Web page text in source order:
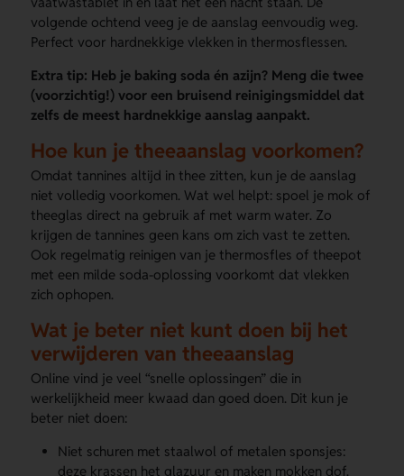
volgende ochtend veeg je de aanslag eenvoudig weg.
Perfect voor hardnekkige vlekken in thermosflessen.
Extra tip: Heb je baking soda én azijn? Meng die twee
(voorzichtig!) voor een bruisend reinigingsmiddel dat
zelfs de meest hardnekkige aanslag aanpakt.
Hoe kun je theeaanslag voorkomen?
Omdat tannines altijd in thee zitten, kun je de aanslag
niet volledig voorkomen. Wat wel helpt: spoel je mok of
theeglas direct na gebruik af met warm water. Zo
krijgen de tannines geen kans om zich vast te zetten.
Ook regelmatig reinigen van je thermosfles of theepot
met een milde soda-oplossing voorkomt dat vlekken
zich ophopen.
Wat je beter niet kunt doen bij het
verwijderen van theeaanslag
Online vind je veel “snelle oplossingen” die in
werkelijkheid meer kwaad dan goed doen. Dit kun je
beter niet doen:
Niet schuren met staalwol of metalen sponsjes:
deze krassen het glazuur en maken mokken dof.